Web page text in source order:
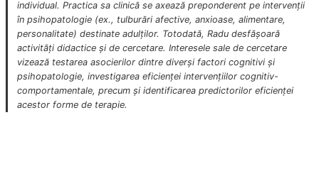
individual. Practica sa clinică se axează preponderent pe intervenții
în psihopatologie (ex., tulburări afective, anxioase, alimentare,
personalitate) destinate adulților. Totodată, Radu desfășoară
activități didactice și de cercetare. Interesele sale de cercetare
vizează testarea asocierilor dintre diverși factori cognitivi și
psihopatologie, investigarea eficienței intervențiilor cognitiv-
comportamentale, precum și identificarea predictorilor eficienței
acestor forme de terapie.